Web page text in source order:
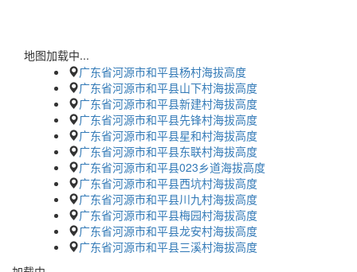
地图加载中...
广东省河源市和平县杨村海拔高度
广东省河源市和平县山下村海拔高度
广东省河源市和平县新建村海拔高度
广东省河源市和平县先锋村海拔高度
广东省河源市和平县星和村海拔高度
广东省河源市和平县东联村海拔高度
广东省河源市和平县023乡道海拔高度
广东省河源市和平县西坑村海拔高度
广东省河源市和平县川九村海拔高度
广东省河源市和平县梅园村海拔高度
广东省河源市和平县龙安村海拔高度
广东省河源市和平县三溪村海拔高度